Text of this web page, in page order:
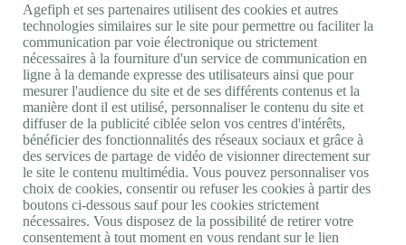
Nos autres sites
Site portail Agefiph
Activateur de progrès
Handinnov
Innovation et recherche
Université du RRH
Service AppuiPro
Nous suivre
Youtube
Linkedin
Facebook
Agefiph et ses partenaires utilisent des cookies et autres
technologies similaires sur le site pour permettre ou faciliter la
communication par voie électronique ou strictement
nécessaires à la fourniture d'un service de communication en
ligne à la demande expresse des utilisateurs ainsi que pour
mesurer l'audience du site et de ses différents contenus et la
manière dont il est utilisé, personnaliser le contenu du site et
diffuser de la publicité ciblée selon vos centres d'intérêts,
bénéficier des fonctionnalités des réseaux sociaux et grâce à
des services de partage de vidéo de visionner directement sur
le site le contenu multimédia. Vous pouvez personnaliser vos
choix de cookies, consentir ou refuser les cookies à partir des
boutons ci-dessous sauf pour les cookies strictement
nécessaires. Vous disposez de la possibilité de retirer votre
consentement à tout moment en vous rendant sur le lien